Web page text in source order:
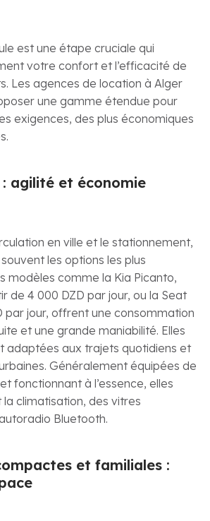
est une étape cruciale qui
votre confort et l’efficacité de
Les agences de location à Alger
une gamme étendue pour
exigences, des plus économiques
agilité et économie
en ville et le stationnement,
les options les plus
modèles comme la Kia Picanto,
de 4 000 DZD par jour, ou la Seat
par jour, offrent une consommation
et une grande maniabilité. Elles
adaptées aux trajets quotidiens et
Généralement équipées de
fonctionnant à l’essence, elles
climatisation, des vitres
Bluetooth.
et familiales :